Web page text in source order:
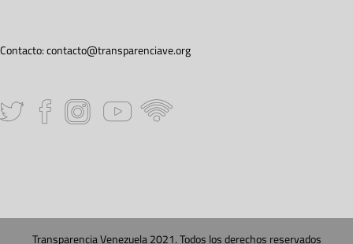
Contacto:contacto@transparenciave.org
Transparencia Venezuela 2021. Todos los derechos reservados